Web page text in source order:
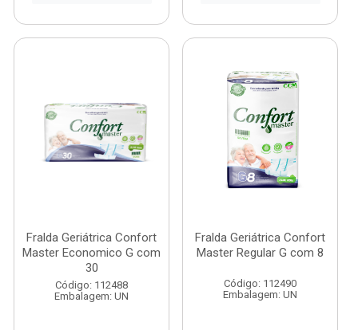
Fralda Geriátrica Confort
Master Economico G com
30
Código: 112488
Embalagem: UN
Fralda Geriátrica Confort
Master Regular G com 8
Código: 112490
Embalagem: UN